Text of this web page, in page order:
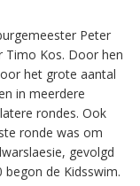
Peter
Timo Kos. Door hen
het grote aantal
in meerdere
rondes. Ook
ronde was om
gevolgd
de Kidsswim.